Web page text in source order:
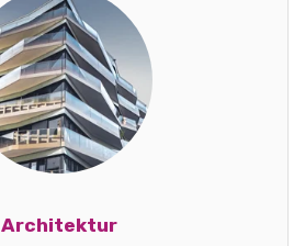
Architektur